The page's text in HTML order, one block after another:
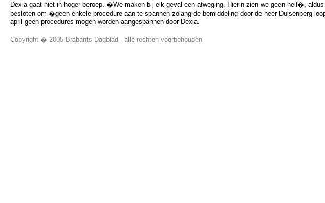
Dexia gaat niet in hoger beroep. �We maken bij elk geval een afweging. Hierin zien we geen heil�,
besloten om �geen enkele procedure aan te spannen zolang de bemiddeling door de heer Duisenberg
april geen procedures mogen worden aangespannen door Dexia.
Copyright � 2005 Brabants Dagblad - alle rechten voorbehouden